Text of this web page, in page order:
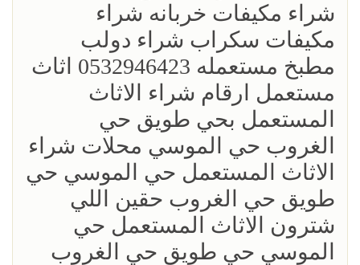
شراء مكيفات خربانه شراء
مكيفات سكراب شراء دولب
مطبخ مستعمله 0532946423 اثاث
مستعمل ارقام شراء الاثاث
المستعمل بحي طويق حي
الغروب حي الموسي محلات شراء
الاثاث المستعمل حي الموسي حي
طويق حي الغروب حقين اللي
شترون الاثاث المستعمل حي
الموسي حي طويق حي الغروب